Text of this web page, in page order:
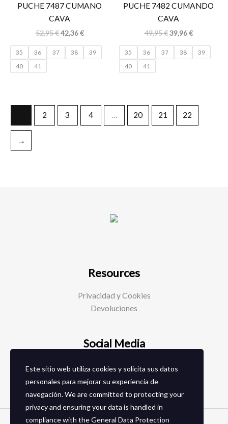
PUCHE 7487 CUMANO
CAVA
52,95€
52,95 €.
42,36€
42,36 €.
35 36 37 38
39
40
41
PUCHE 7482 CUMANDO
CAVA
49,95€
49,95 €.
39,96€
39,96 €.
35 36 37 38
39
40
41
2 3 4 … 20 21 22
→
Resources
Privacidad y Cookies
Devoluciones
Social Media
Facebook
Instagram
Este sitio web utiliza cookies y solicita sus datos
personales para mejorar su experiencia de
navegación. We are committed to protecting your
privacy and ensuring your data is handled in
compliance with theGeneral Data Protection